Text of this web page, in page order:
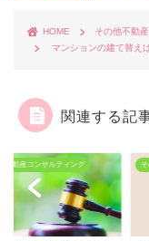
HOME
その他不動
マンションの建て替え
関連する記
不動産コンサルティング そ